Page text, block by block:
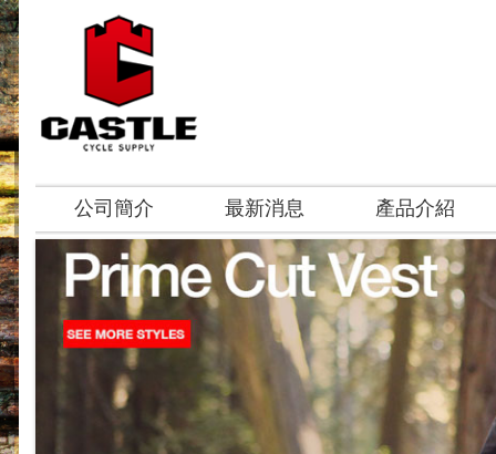
公司簡介 最新消息 產品介紹